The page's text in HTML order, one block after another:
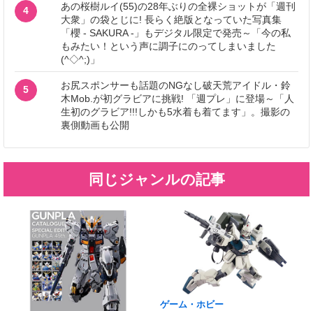
4
あの桜樹ルイ(55)の28年ぶりの全裸ショットが「週刊
大衆」の袋とじに! 長らく絶版となっていた写真集
「櫻 - SAKURA -」もデジタル限定で発売～「今の私
もみたい！という声に調子にのってしまいました
(^◇^;)」
5
お尻スポンサーも話題のNGなし破天荒アイドル・鈴
木Mob.が初グラビアに挑戦! 「週プレ」に登場～「人
生初のグラビア!!!しかも5水着も着てます」。撮影の
裏側動画も公開
同じジャンルの記事
ゲーム・ホビー